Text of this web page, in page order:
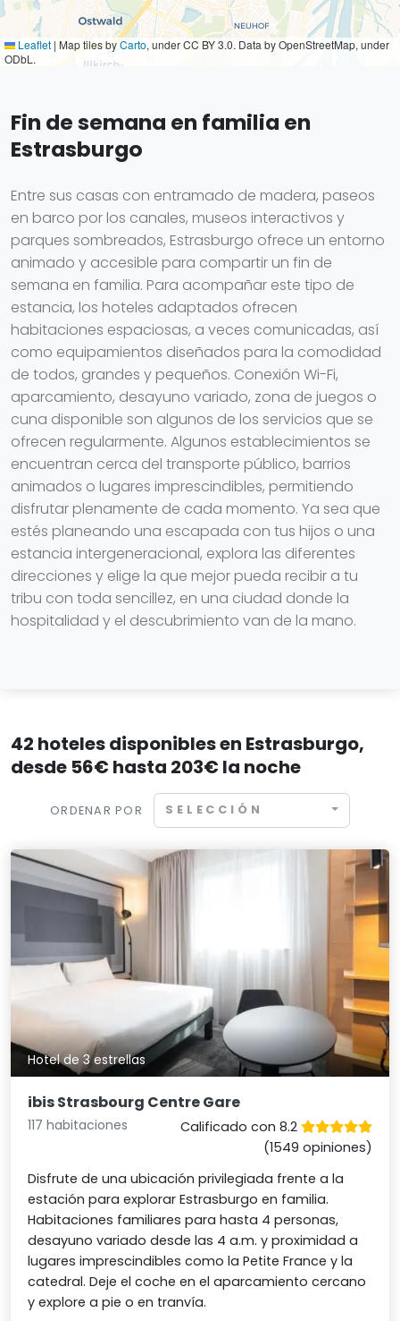
Leaflet | Map tiles byCarto, under CC BY 3.0. Data by OpenStreetMap, under
ODbL.
Fin de semana en familia en
Estrasburgo
Entre sus casas con entramado de madera, paseos
en barco por los canales, museos interactivos y
parques sombreados, Estrasburgo ofrece un entorno
animado y accesible para compartir un fin de
semana en familia. Para acompañar este tipo de
estancia, los hoteles adaptados ofrecen
habitaciones espaciosas, a veces comunicadas, así
como equipamientos diseñados para la comodidad
de todos, grandes y pequeños. Conexión Wi-Fi,
aparcamiento, desayuno variado, zona de juegos o
cuna disponible son algunos de los servicios que se
ofrecen regularmente. Algunos establecimientos se
encuentran cerca del transporte público, barrios
animados o lugares imprescindibles, permitiendo
disfrutar plenamente de cada momento. Ya sea que
estés planeando una escapada con tus hijos o una
estancia intergeneracional, explora las diferentes
direcciones y elige la que mejor pueda recibir a tu
tribu con toda sencillez, en una ciudad donde la
hospitalidad y el descubrimiento van de la mano.
42 hoteles disponibles en Estrasburgo,
desde 56€ hasta 203€ la noche
ORDENAR POR SELECCIÓN
Hotel de 3 estrellas
ibis Strasbourg Centre Gare
117 habitaciones
Calificado con 8.2
(1549 opiniones)
Disfrute de una ubicación privilegiada frente a la
estación para explorar Estrasburgo en familia.
Habitaciones familiares para hasta 4 personas,
desayuno variado desde las 4 a.m. y proximidad a
lugares imprescindibles como la Petite France y la
catedral. Deje el coche en el aparcamiento cercano
y explore a pie o en tranvía.